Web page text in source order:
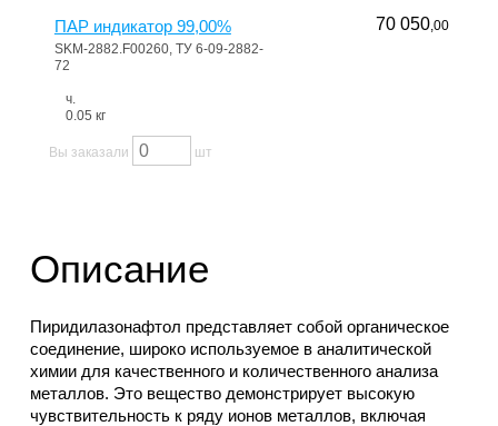
ПАР индикатор 99,00%
SKM-2882.F00260, ТУ 6-09-2882-
72
ч.
0.05 кг
70 050,00
Вы заказали шт
Описание
Пиридилазонафтол представляет собой органическое
соединение, широко используемое в аналитической
химии для качественного и количественного анализа
металлов. Это вещество демонстрирует высокую
чувствительность к ряду ионов металлов, включая